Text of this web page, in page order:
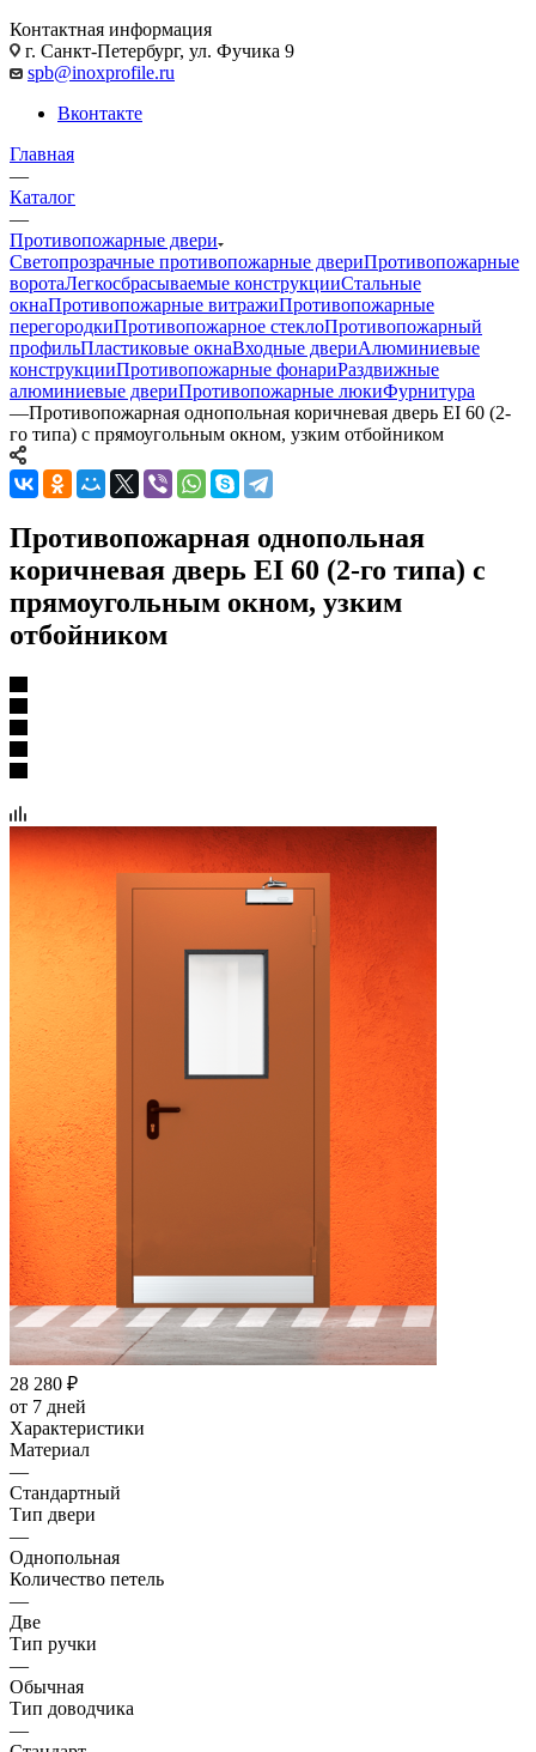
Контактная информация
г. Санкт-Петербург, ул. Фучика 9
spb@inoxprofile.ru
Вконтакте
Главная
—
Каталог
—
Противопожарные двери
Светопрозрачные противопожарные двериПротивопожарные
воротаЛегкосбрасываемые конструкцииСтальные
окнаПротивопожарные витражиПротивопожарные
перегородкиПротивопожарное стеклоПротивопожарный
профильПластиковые окнаВходные двериАлюминиевые
конструкцииПротивопожарные фонариРаздвижные
алюминиевые двериПротивопожарные люкиФурнитура
—Противопожарная однопольная коричневая дверь EI 60 (2-
го типа) с прямоугольным окном, узким отбойником
Противопожарная однопольная
коричневая дверь EI 60 (2-го типа) с
прямоугольным окном, узким
отбойником
28 280 ₽
от 7 дней
Характеристики
Материал
—
Стандартный
Тип двери
—
Однопольная
Количество петель
—
Две
Тип ручки
—
Обычная
Тип доводчика
—